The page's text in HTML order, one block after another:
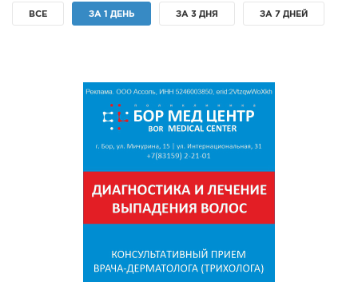
СПРАВКА
СТАТЬИ
ГОЛОСОВАНИЯ
ПРЕДЛОЖИТЬ НОВОСТЬ
ФОТО
ВСЕ ЗА 1 ДЕНЬ ЗА 3 ДНЯ ЗА 7 ДНЕЙ